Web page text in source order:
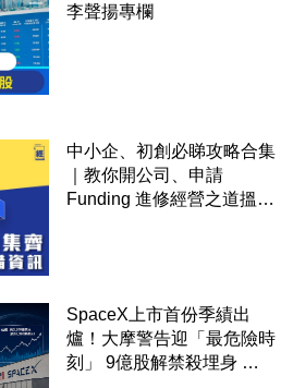
李聲揚專欄
中小企、初創必睇攻略合集
｜教你開公司、申請
Funding 進修經營之道搵大
SpaceX上市首份季績出
爐！大摩警告迎「最危險時
刻」 9億股解禁殺埋身 拆